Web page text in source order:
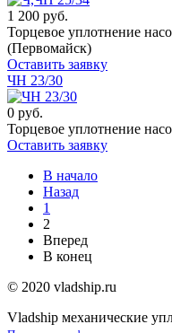
1 200 руб.
Торцевое уплотнение
(Первомайск)
Оставить заявку
ЧН 23/30
0 руб.
Торцевое уплотнение
Оставить заявку
В начало
Назад
1
2
Вперед
В конец
© 2020 vladship.ru
Vladship механические